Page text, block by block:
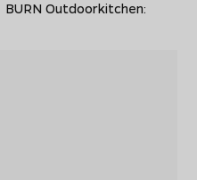
BURN Outdoorkitchen: